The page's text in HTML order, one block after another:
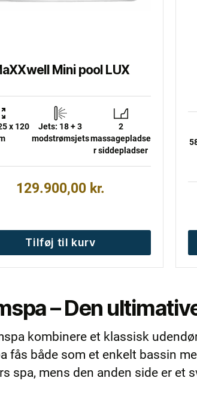
Mini pool LUX
x 120
Jets: 18 + 3
modstrømsjets
2
massagepladse
r siddepladser
129.900,00 kr.
Tilføj til kurv
– Den
kombinere et klassisk
fås både som et enkelt bassin
spa, mens den anden side er et